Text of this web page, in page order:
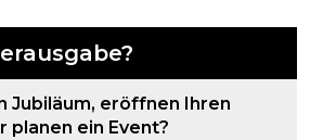
Jubiläum, eröffnen Ihren
planen ein Event?